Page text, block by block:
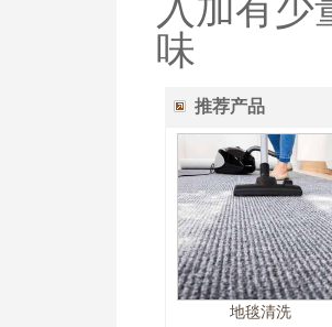
入加有少
味
推荐产品
地毯清洗